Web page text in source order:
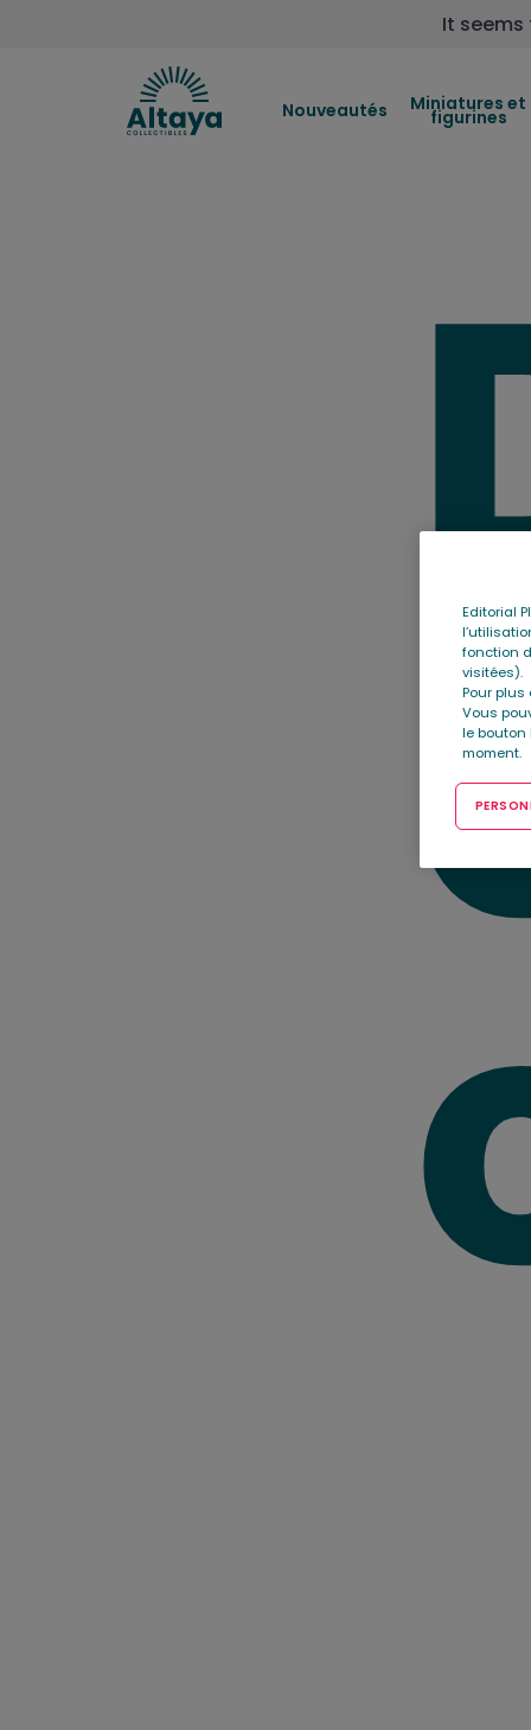
It
Nouveautés Miniatures et
figurines
Editorial
fonction
visitées).
Pour
Vous
le bouton
moment.